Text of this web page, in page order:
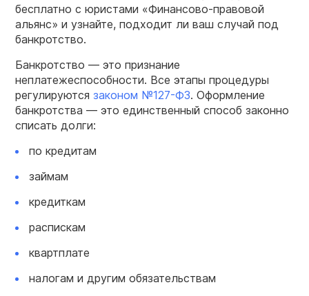
бесплатно с юристами «Финансово-правовой
альянс» и узнайте, подходит ли ваш случай под
банкротство.
Банкротство — это признание
неплатежеспособности. Все этапы процедуры
регулируются законом №127-ФЗ. Оформление
банкротства — это единственный способ законно
списать долги:
по кредитам
займам
кредиткам
распискам
квартплате
налогам и другим обязательствам